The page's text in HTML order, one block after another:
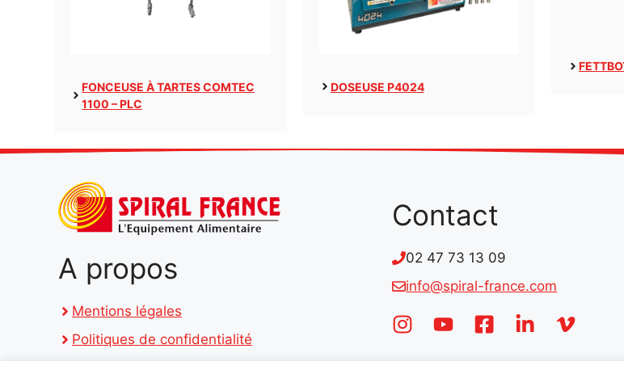
FONCEUSE À TARTES COMTEC
1100 – PLC
DOSEUSE P4024
A propos
Mentions légales
Politiques de confidentialité
Contact
02 47 73 13 09
info@spiral-france.com